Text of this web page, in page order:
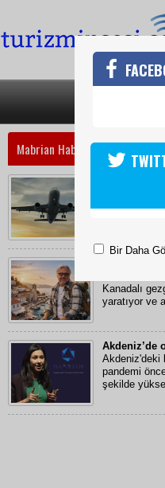
Mabrian Haberleri
Amerika-
İran'daki
Ara
Kanadalı
yaratıyor ve
Akdeniz’de
Akdeniz'deki
pandemi
şekilde
Bir Daha